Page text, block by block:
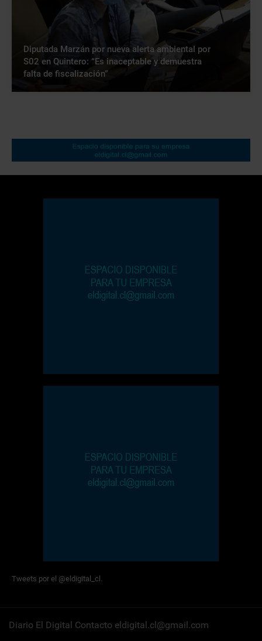
Diputada Marzán por nueva alerta ambiental por
S02 en Quintero: “Es inaceptable y demuestra
falta de fiscalización”
Tweets por el @eldigital_cl.
Diario El Digital Contacto eldigital.cl@gmail.com